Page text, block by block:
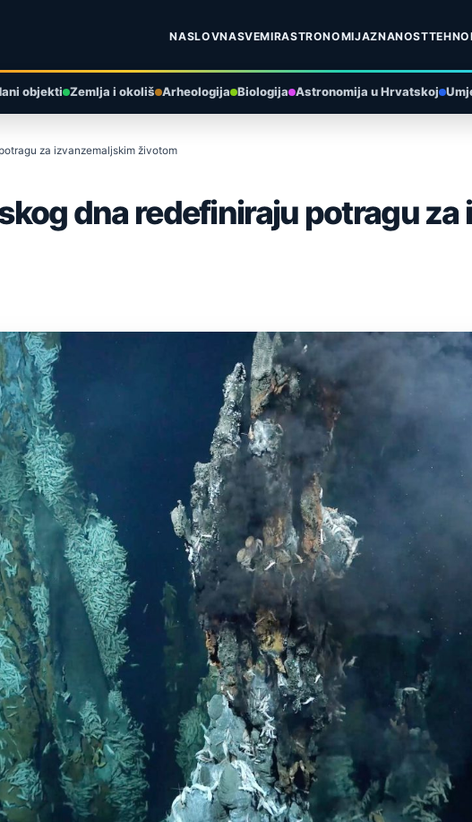
NASLOVNASVEMIRASTRONOMIJAZNANOST
objekti Zemlja i okoliš Arheologija Biologija Astronomija u Hrvatskoj
za izvanzemaljskim životom
dna redefiniraju potragu